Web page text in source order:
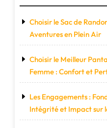
Choisir le Sac de
Aventures en Plein Air
Choisir le Meilleur
Femme : Confort et
Les Engagements :
Intégrité et Impact sur